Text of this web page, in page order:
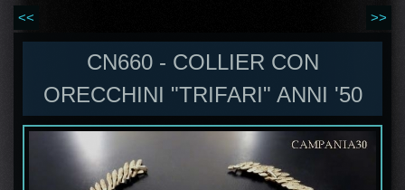
<< >>
CN660 - COLLIER CON
ORECCHINI "TRIFARI" ANNI '50